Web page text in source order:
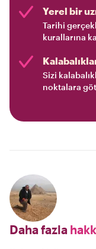
Yerel bir
Tarihi
kurallarına
Sizi
noktalara
Daha fazla